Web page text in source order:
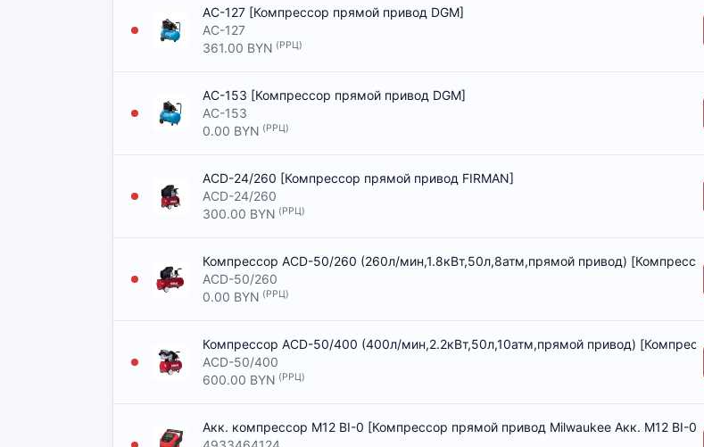
AC-127 [Компрессор прямой привод DGM]
AC-127
361.00 BYN (РРЦ)
AC-153 [Компрессор прямой привод DGM]
AC-153
0.00 BYN (РРЦ)
ACD-24/260 [Компрессор прямой привод FIRMAN]
ACD-24/260
300.00 BYN (РРЦ)
Компрессор ACD-50/260 (260л/мин,1.8кВт,50л,8атм,прямой привод)
ACD-50/260
0.00 BYN (РРЦ)
Компрессор ACD-50/400 (400л/мин,2.2кВт,50л,10атм,прямой привод)
ACD-50/400
600.00 BYN (РРЦ)
Акк. компрессор M12 BI-0 [Компрессор прямой привод Milwaukee Акк. M12 BI-0]